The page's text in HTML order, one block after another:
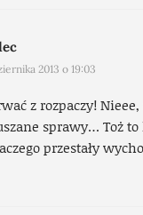
2013 o 19:03
z rozpaczy!
sprawy… Toż
przestały